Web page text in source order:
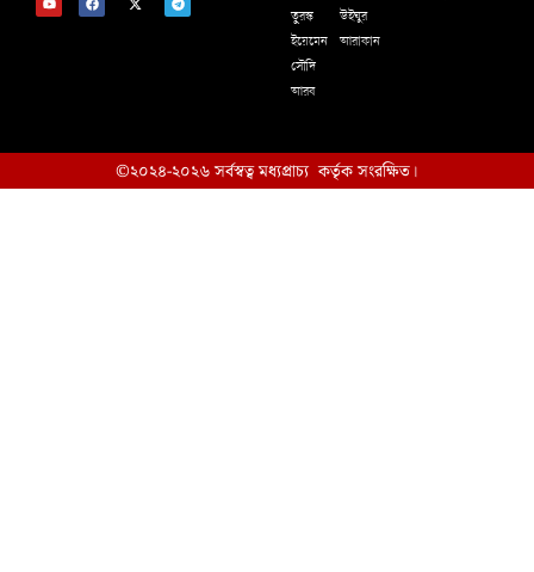
তুরস্ক
ইয়েমেন
সৌদি
আরব
উইঘুর
আরাকান
©২০২৪-২০২৬ সর্বস্বত্ব মধ্যপ্রাচ্য কর্তৃক সংরক্ষিত।